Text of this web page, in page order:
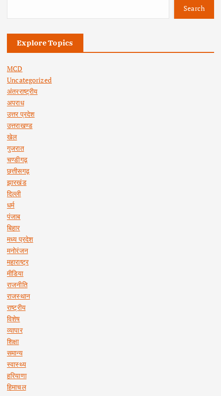
Search
Explore Topics
MCD
Uncategorized
अंतरराष्ट्रीय
अपराध
उत्तर प्रदेश
उत्तराखण्ड
खेल
गुजरात
चण्डीगढ़
छत्तीसगढ़
झारखंड
दिल्ली
धर्म
पंजाब
बिहार
मध्य प्रदेश
मनोरंजन
महाराष्ट्र
मीडिया
राजनीति
राजस्थान
राष्ट्रीय
विशेष
व्यापार
शिक्षा
समान्य
स्वास्थ्य
हरियाणा
हिमाचल